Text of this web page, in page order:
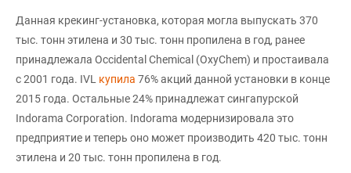
Данная крекинг-установка, которая могла выпускать 370
тыс. тонн этилена и 30 тыс. тонн пропилена в год, ранее
принадлежала Occidental Chemical (OxyChem) и простаивала
с 2001 года. IVL купила 76% акций данной установки в конце
2015 года. Остальные 24% принадлежат сингапурской
Indorama Corporation. Indorama модернизировала это
предприятие и теперь оно может производить 420 тыс. тонн
этилена и 20 тыс. тонн пропилена в год.